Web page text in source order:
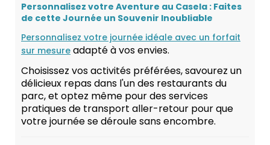
Personnalisez votre Aventure au Casela : Faites
de cette Journée un Souvenir Inoubliable
Personnalisez votre journée idéale avec un forfait
sur mesure adapté à vos envies.
Choisissez vos activités préférées, savourez un
délicieux repas dans l'un des restaurants du
parc, et optez même pour des services
pratiques de transport aller-retour pour que
votre journée se déroule sans encombre.